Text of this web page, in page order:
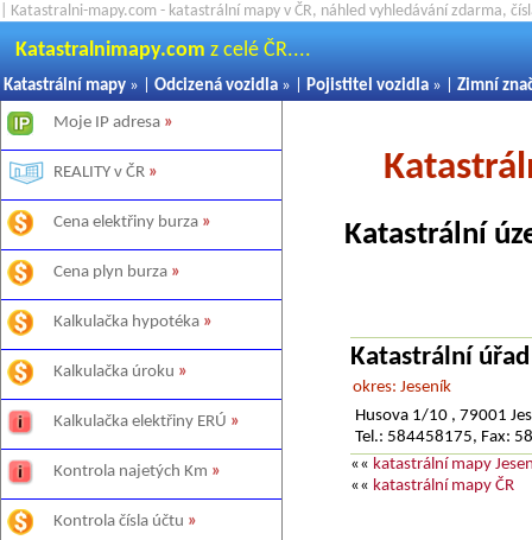
| Katastralni-mapy.com - katastrální mapy v ČR, náhled vyhledávání zdarma,
Katastralnimapy.com z celé ČR....
Katastrální mapy » | Odcizená vozidla » | Pojistitel vozidla » | Zimní
Moje IP adresa »
REALITY v ČR »
Cena elektřiny burza »
Cena plyn burza »
Kalkulačka hypotéka »
Kalkulačka úroku »
Kalkulačka elektřiny ERÚ »
Kontrola najetých Km »
Kontrola čísla účtu »
Katastrální
Katastrální
okres: Jeseník
Husova 1/10 , 79001
Tel.: 584458175, Fax:
«« katastrální mapy
«« katastrální mapy ČR